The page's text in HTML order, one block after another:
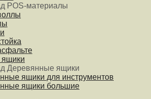
POS-материалы
Деревянные ящики
ящики для инструментов
ящики большие